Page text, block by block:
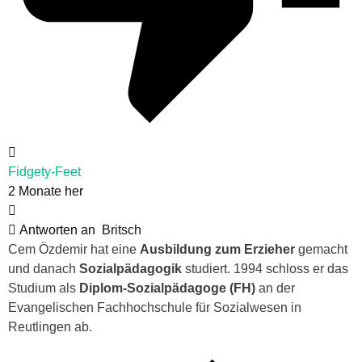
Fidgety-Feet
2 Monate her
Antworten an
Britsch
Cem Özdemir hat eine Ausbildung zum Erzieher gemacht
und danach Sozialpädagogik studiert. 1994 schloss er das
Studium als Diplom-Sozialpädagoge (FH) an der
Evangelischen Fachhochschule für Sozialwesen in
Reutlingen ab.